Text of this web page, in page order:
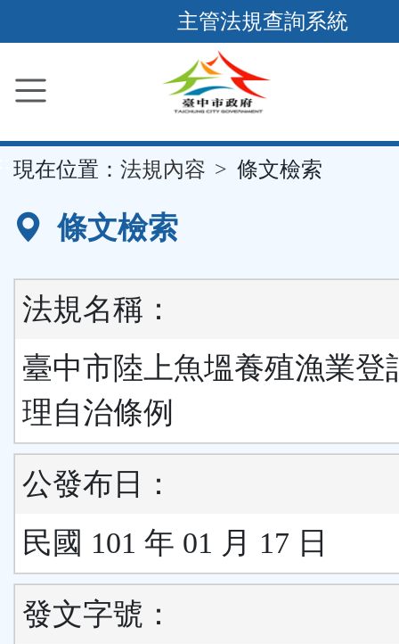
到
要
容
區
主管法規查詢系統
現在位置： 法規內容 條文檢索
條文檢索
法規名稱：
臺中市陸上魚塭養殖漁業登
理自治條例
公發布日：
民國 101 年 01 月 17 日
發文字號：